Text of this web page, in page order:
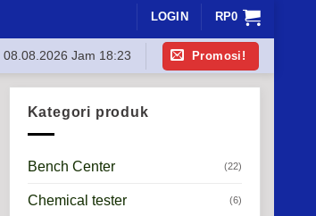
LOGIN RP0
08.08.2026 Jam 18:23 Promosi!
Kategori produk
Bench Center (22)
Chemical tester (6)